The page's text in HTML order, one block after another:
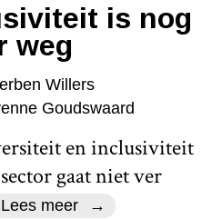
is nog
weg
Willers
Goudswaard
en inclusiviteit
gaat niet ver
Lees meer